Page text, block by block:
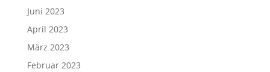
Juni 2023
April 2023
März 2023
Februar 2023